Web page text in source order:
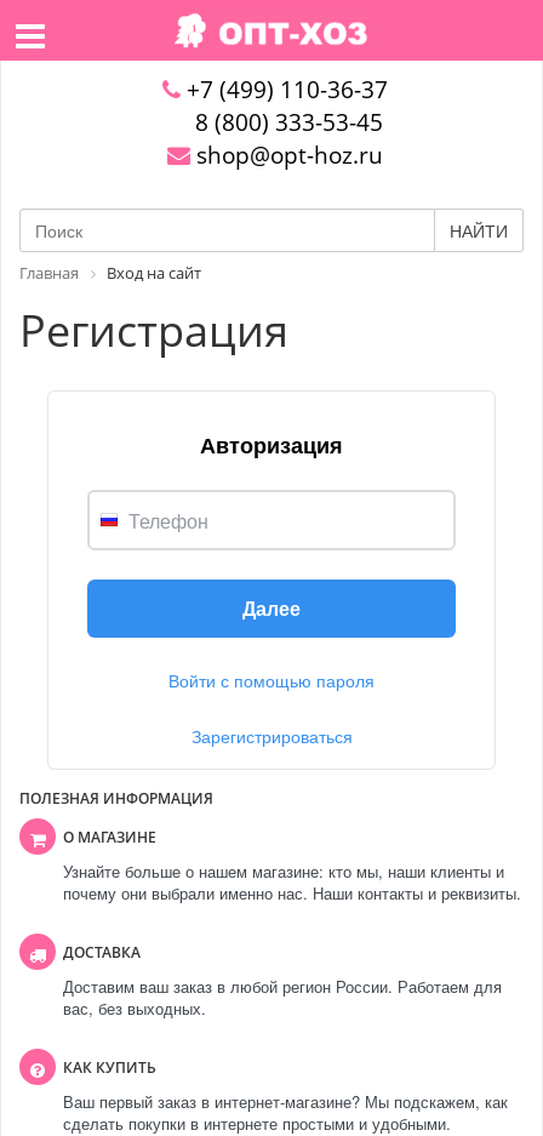
+7 (499) 110-36-37
8 (800) 333-53-45
shop@opt-hoz.ru
НАЙТИ
Главная Вход на сайт
Регистрация
Авторизация
Телефон
Далее
Войти с помощью пароля
Зарегистрироваться
ПОЛЕЗНАЯ ИНФОРМАЦИЯ
О МАГАЗИНЕ
Узнайте больше о нашем магазине: кто мы, наши клиенты и
почему они выбрали именно нас. Наши контакты и реквизиты.
ДОСТАВКА
Доставим ваш заказ в любой регион России. Работаем для
вас, без выходных.
КАК КУПИТЬ
Ваш первый заказ в интернет-магазине? Мы подскажем, как
сделать покупки в интернете простыми и удобными.